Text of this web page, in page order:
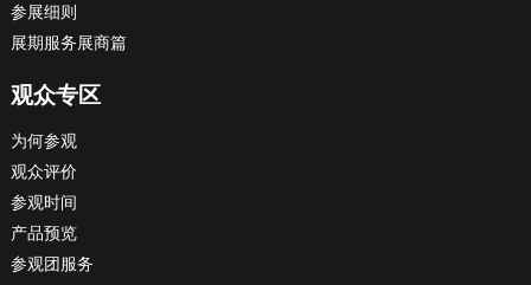
参展细则
展期服务展商篇
观众专区
为何参观
观众评价
参观时间
产品预览
参观团服务